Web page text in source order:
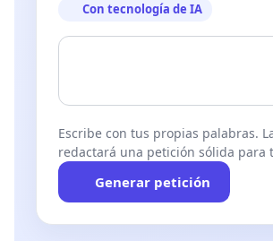
Con tecnología de IA
Escribe con tus propias palabras.
redactará una petición sólida para
Generar petición